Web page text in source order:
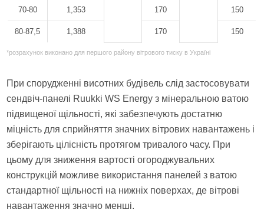
70-80 1,353 170 150
80-87,5 1,388 170 150
*розрахунок виконано для першого району вітрового тиску в Україні
При спорудженні висотних будівель слід застосовувати
сендвіч-панелі Ruukki WS Energy з мінеральною ватою
підвищеної щільності, які забезпечують достатню
міцність для сприйняття значних вітрових навантажень і
зберігають цілісність протягом тривалого часу. При
цьому для зниження вартості огороджувальних
конструкцій можливе використання панелей з ватою
стандартної щільності на нижніх поверхах, де вітрові
навантаження значно менші.